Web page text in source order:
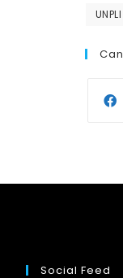
Social Feed